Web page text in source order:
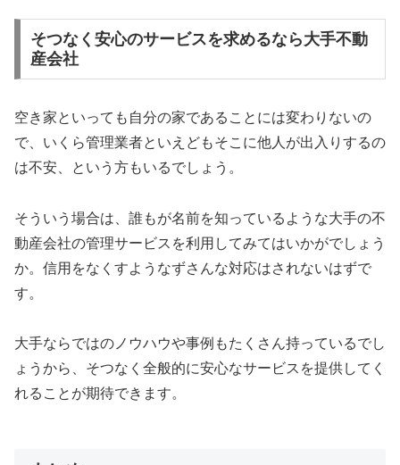
そつなく安心のサービスを求めるなら大手不動
産会社
空き家といっても自分の家であることには変わりないの
で、いくら管理業者といえどもそこに他人が出入りするの
は不安、という方もいるでしょう。
そういう場合は、誰もが名前を知っているような大手の不
動産会社の管理サービスを利用してみてはいかがでしょう
か。信用をなくすようなずさんな対応はされないはずで
す。
大手ならではのノウハウや事例もたくさん持っているでし
ょうから、そつなく全般的に安心なサービスを提供してく
れることが期待できます。